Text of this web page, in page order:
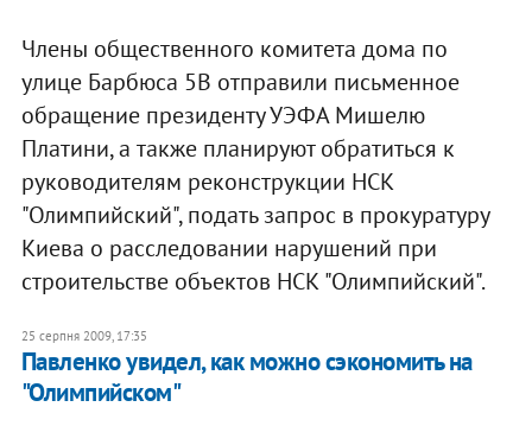
Члены общественного комитета дома по
улице Барбюса 5В отправили письменное
обращение президенту УЭФА Мишелю
Платини, а также планируют обратиться к
руководителям реконструкции НСК
"Олимпийский", подать запрос в прокуратуру
Киева о расследовании нарушений при
строительстве объектов НСК "Олимпийский".
25 серпня 2009, 17:35
Павленко увидел, как можно сэкономить на
"Олимпийском"